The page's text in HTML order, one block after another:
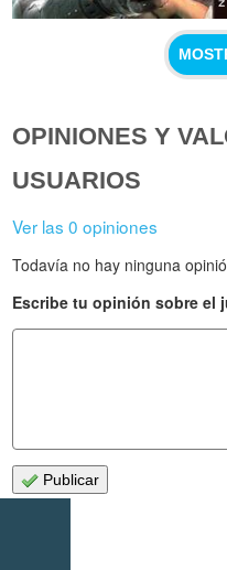
OPINIONES Y
USUARIOS
Ver las 0 opiniones
Todavía no hay ninguna
Escribe tu opinión sobre el
Publicar